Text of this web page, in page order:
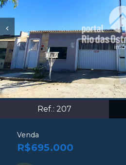
Ref.: 207
Venda
R$695.000